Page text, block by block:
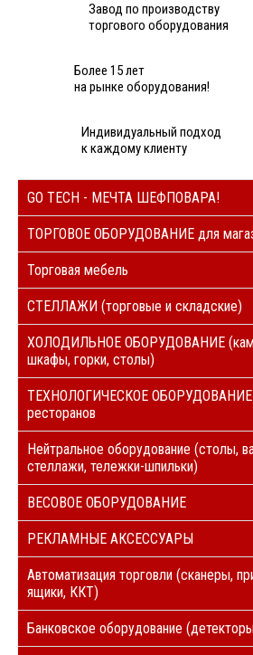
Завод по производству
торгового оборудования
Более 15 лет
на рынке оборудования!
Индивидуальный подход
к каждому клиенту
GO TECH - МЕЧТА ШЕФПОВАРА!
ТОРГОВОЕ ОБОРУДОВАНИЕ для
Торговая мебель
СТЕЛЛАЖИ (торговые и складские)
ХОЛОДИЛЬНОЕ ОБОРУДОВАНИЕ
шкафы, горки, столы)
ТЕХНОЛОГИЧЕСКОЕ ОБОРУДОВАНИЕ
ресторанов
Нейтральное оборудование (столы,
стеллажи, тележки-шпильки)
ВЕСОВОЕ ОБОРУДОВАНИЕ
РЕКЛАМНЫЕ АКСЕССУАРЫ
Автоматизация торговли (сканеры,
ящики, ККТ)
Банковское оборудование